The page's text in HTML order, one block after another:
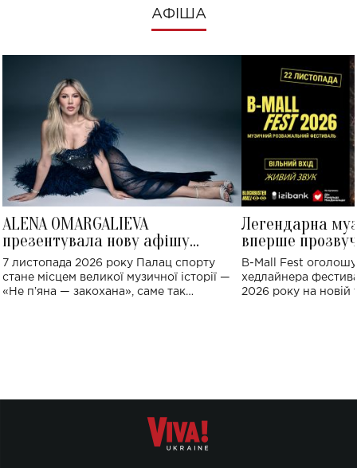
АФІША
ALENA OMARGALIEVA
презентувала нову афішу
великого концерту в Палаці
спорту
7 листопада 2026 року Палац спорту
стане місцем великої музичної історії —
«Не пʼяна — закохана», саме так
Легендарна
вперше
Україні: де
B-Mall Fest
хедлайнера
2026 року на новій